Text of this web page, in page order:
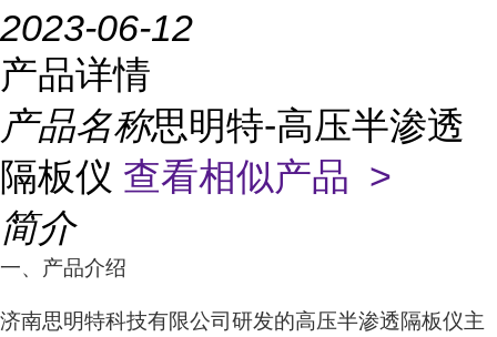
2023-06-12
产品详情
产品名称思明特-高压半渗透
隔板仪 查看相似产品 >
简介
一、产品介绍
济南思明特科技有限公司研发的高压半渗透隔板仪主